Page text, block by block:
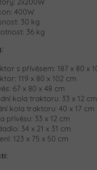
2x200W
400W
30 kg
36 kg
s přívěsem: 187 x 80 x
119 x 80 x 102 cm
67 x 80 x 48 cm
kola traktoru: 33 x 12 cm
kola traktoru: 40 x 17 cm
přívěsu: 33 x 12 cm
34 x 21 x 31 cm
123 x 75 x 50 cm